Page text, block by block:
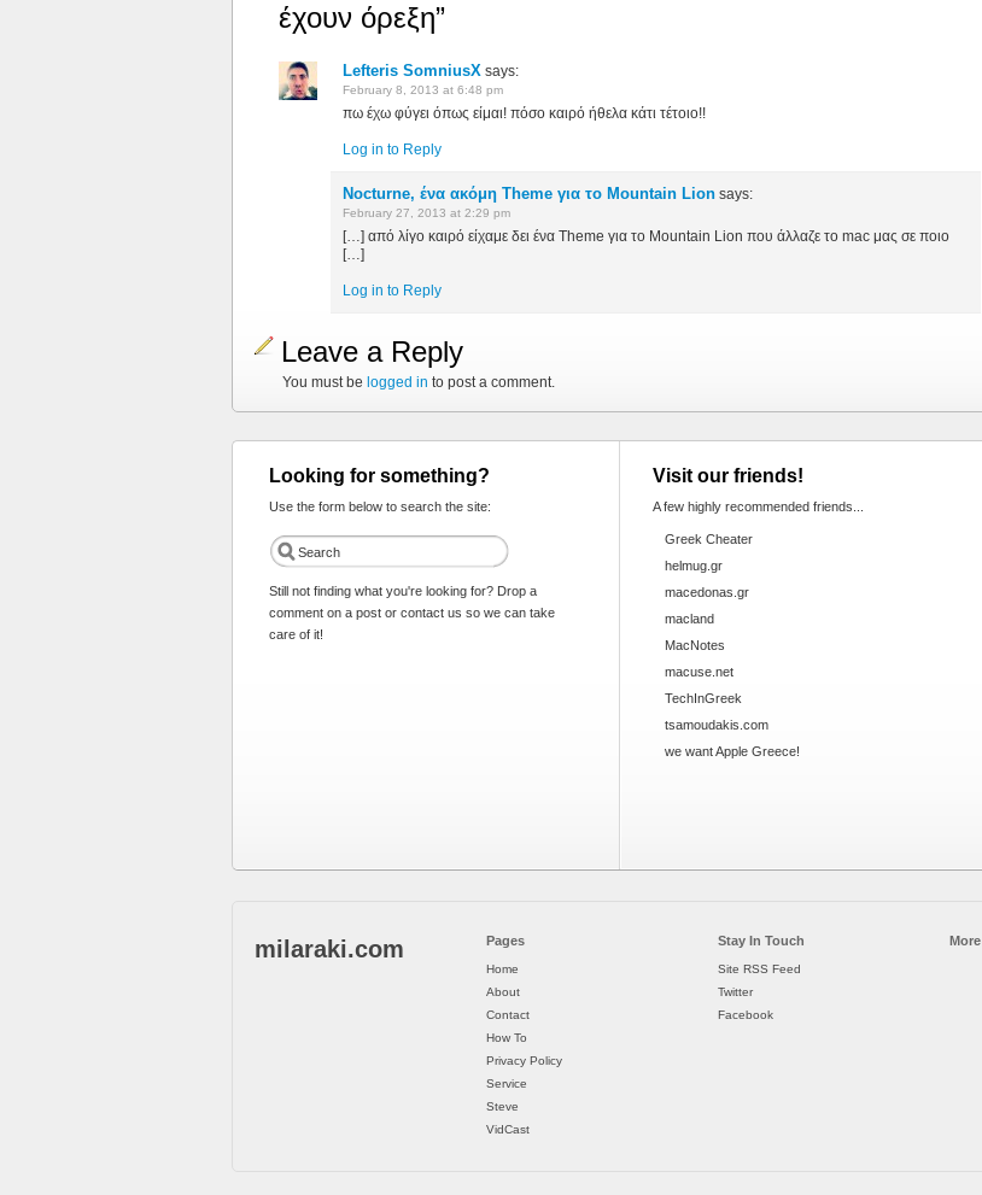
έχουν όρεξη”
Lefteris SomniusX says:
February 8, 2013 at 6:48 pm
πω έχω φύγει όπως είμαι! πόσο καιρό ήθελα κάτι τέτοιο!!
Log in to Reply
Nocturne, ένα ακόμη Theme για το Mountain Lion says:
February 27, 2013 at 2:29 pm
[…] από λίγο καιρό είχαμε δει ένα Theme για το Mountain Lion που άλλαζε το mac μας σε ποιο
[…]
Log in to Reply
Leave a Reply
You must be logged in to post a comment.
Looking for something?
Use the form below to search the site:
Still not finding what you're looking for? Drop a
comment on a post or contact us so we can take
care of it!
Visit our friends!
A few highly recommended friends...
Greek Cheater
helmug.gr
macedonas.gr
macland
MacNotes
macuse.net
TechInGreek
tsamoudakis.com
we want Apple Greece!
milaraki.com Pages
Home
About
Contact
How To
Privacy Policy
Service
Steve
VidCast
Stay In Touch
Site RSS Feed
Twitter
Facebook
More